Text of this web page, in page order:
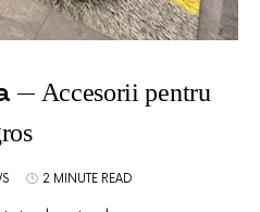
Accesorii pentru
2 MINUTE READ